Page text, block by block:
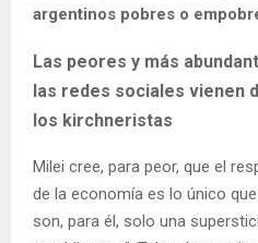
argentinos pobres o
Las peores y más
las redes sociales vienen
los kirchneristas
Milei cree, para peor, que el
de la economía es lo único
son, para él, solo una